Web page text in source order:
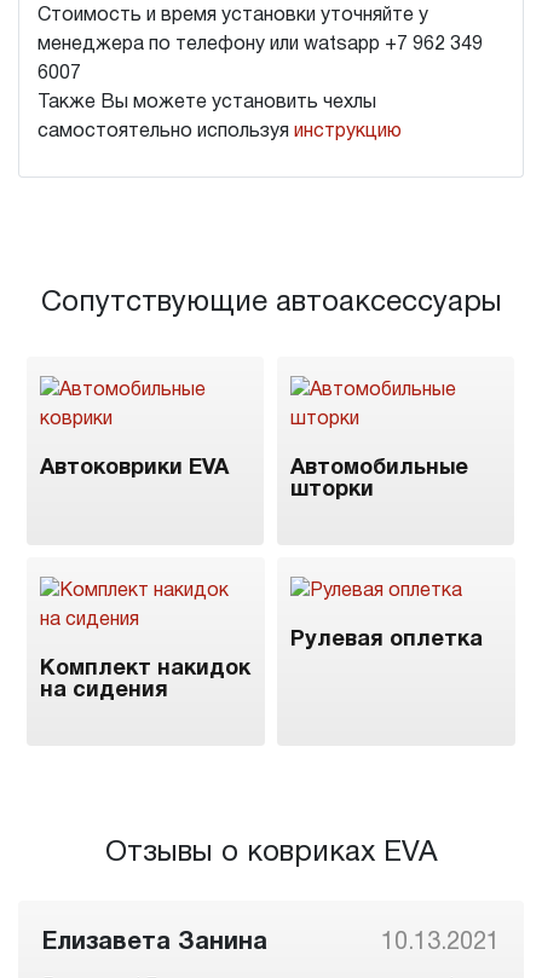
Стоимость и время установки уточняйте у
менеджера по телефону или watsapp +7 962 349
6007
Также Вы можете установить чехлы
самостоятельно используя инструкцию
Сопутствующие автоаксессуары
Автоковрики EVA
Автомобильные
шторки
Комплект накидок
на сидения
Рулевая оплетка
Отзывы о ковриках EVA
Елизавета Занина 10.13.2021